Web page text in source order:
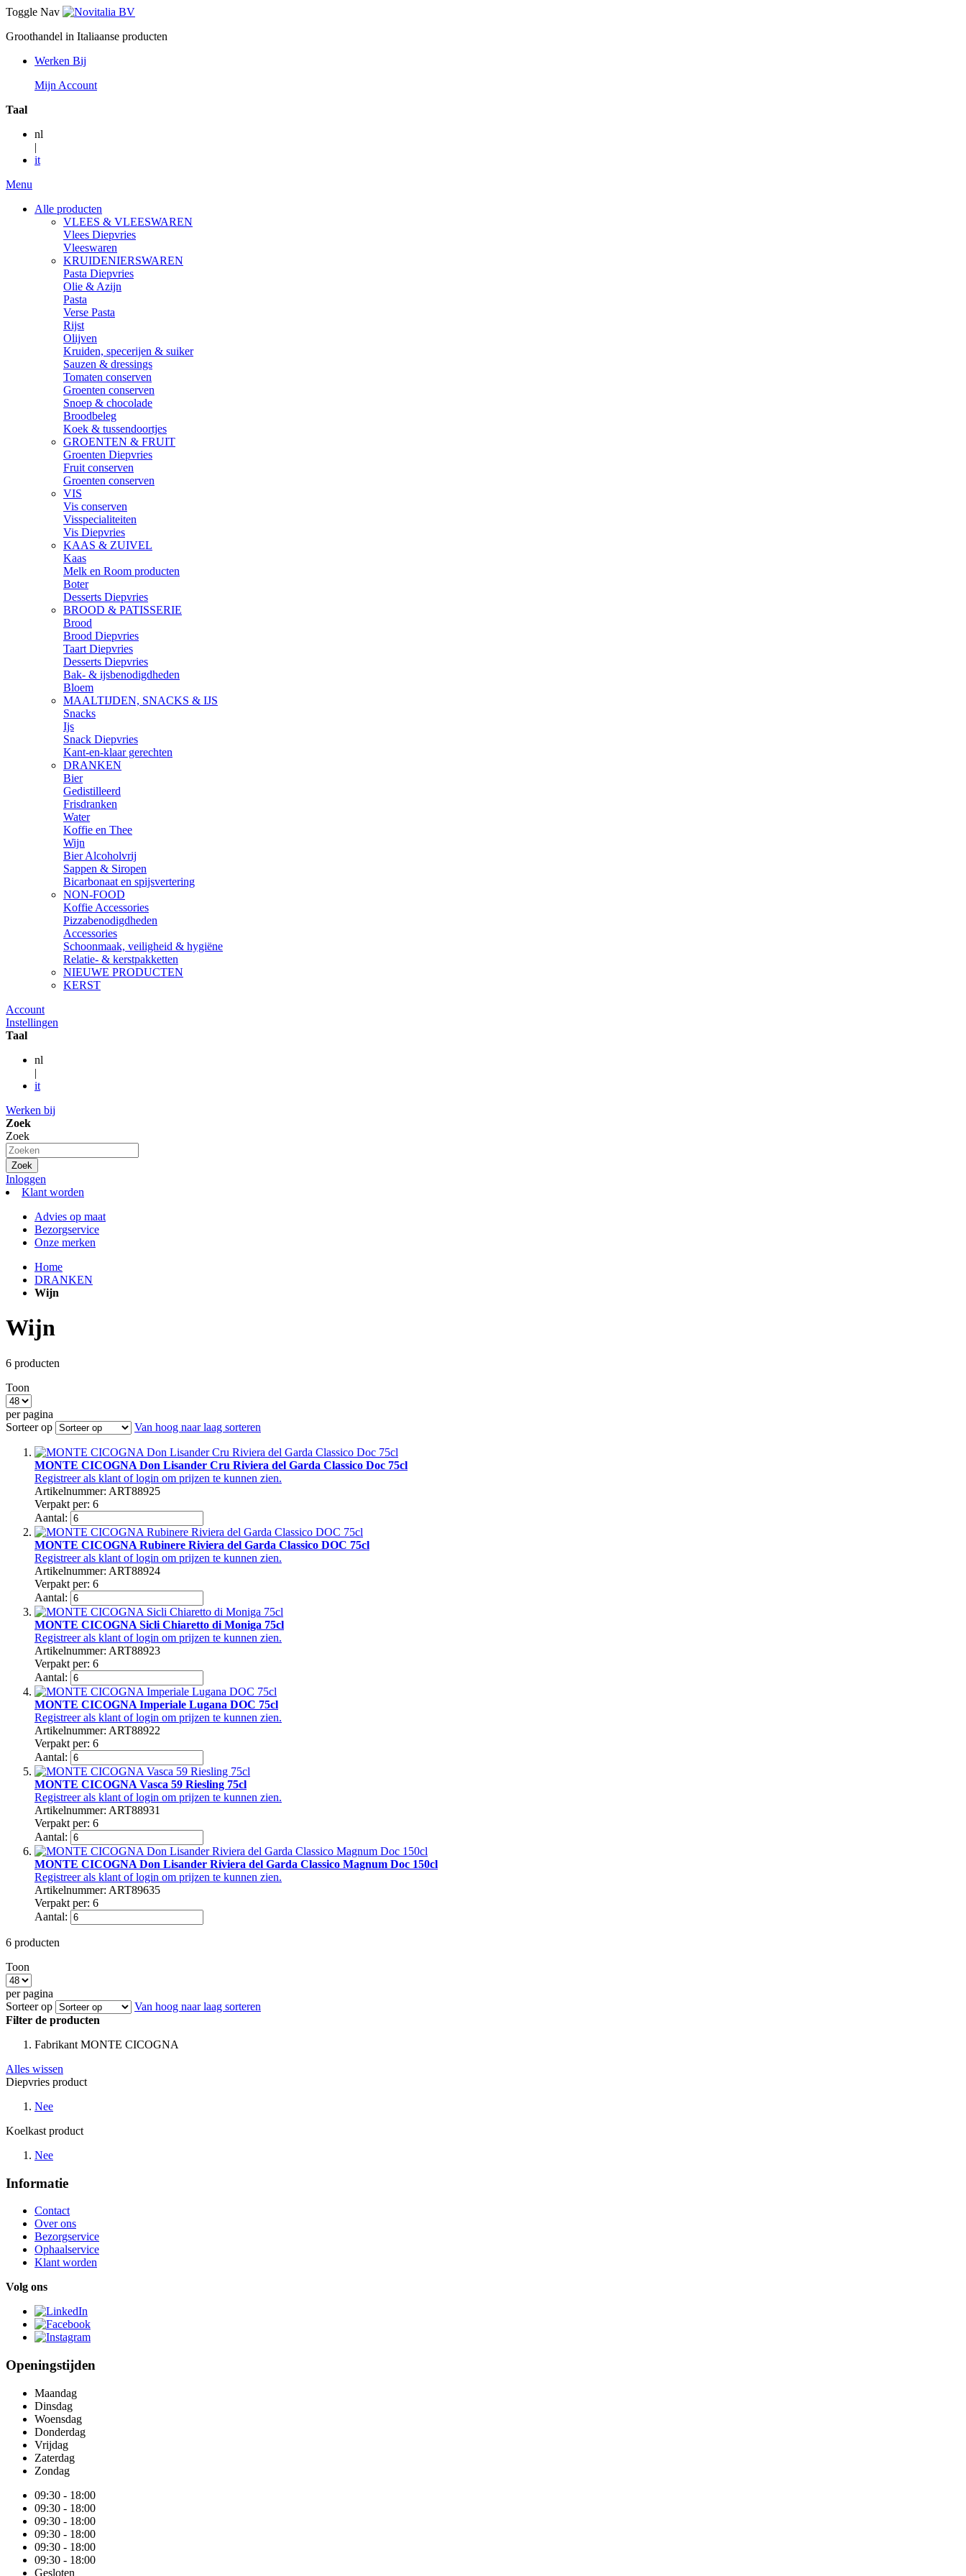
Toggle Nav
Groothandel in Italiaanse producten
Werken Bij
Mijn Account
Taal
nl
|
it
Menu
Alle producten
VLEES & VLEESWAREN
Vlees Diepvries
Vleeswaren
KRUIDENIERSWAREN
Pasta Diepvries
Olie & Azijn
Pasta
Verse Pasta
Rijst
Olijven
Kruiden, specerijen & suiker
Sauzen & dressings
Tomaten conserven
Groenten conserven
Snoep & chocolade
Broodbeleg
Koek & tussendoortjes
GROENTEN & FRUIT
Groenten Diepvries
Fruit conserven
Groenten conserven
VIS
Vis conserven
Visspecialiteiten
Vis Diepvries
KAAS & ZUIVEL
Kaas
Melk en Room producten
Boter
Desserts Diepvries
BROOD & PATISSERIE
Brood
Brood Diepvries
Taart Diepvries
Desserts Diepvries
Bak- & ijsbenodigdheden
Bloem
MAALTIJDEN, SNACKS & IJS
Snacks
Ijs
Snack Diepvries
Kant-en-klaar gerechten
DRANKEN
Bier
Gedistilleerd
Frisdranken
Water
Koffie en Thee
Wijn
Bier Alcoholvrij
Sappen & Siropen
Bicarbonaat en spijsvertering
NON-FOOD
Koffie Accessories
Pizzabenodigdheden
Accessories
Schoonmaak, veiligheid & hygiëne
Relatie- & kerstpakketten
NIEUWE PRODUCTEN
KERST
Account
Instellingen
Taal
nl
|
it
Werken bij
Zoek
Zoek
Zoek
Inloggen
Klant worden
Advies op maat
Bezorgservice
Onze merken
Home
DRANKEN
Wijn
Wijn
6 producten
Toon
per pagina
Sorteer op
Van hoog naar laag sorteren
MONTE CICOGNA Don Lisander Cru Riviera del Garda Classico Doc 75cl
Registreer als klant of login om prijzen te kunnen zien.
Artikelnummer: ART88925
Verpakt per: 6
Aantal:
MONTE CICOGNA Rubinere Riviera del Garda Classico DOC 75cl
Registreer als klant of login om prijzen te kunnen zien.
Artikelnummer: ART88924
Verpakt per: 6
Aantal:
MONTE CICOGNA Sicli Chiaretto di Moniga 75cl
Registreer als klant of login om prijzen te kunnen zien.
Artikelnummer: ART88923
Verpakt per: 6
Aantal:
MONTE CICOGNA Imperiale Lugana DOC 75cl
Registreer als klant of login om prijzen te kunnen zien.
Artikelnummer: ART88922
Verpakt per: 6
Aantal:
MONTE CICOGNA Vasca 59 Riesling 75cl
Registreer als klant of login om prijzen te kunnen zien.
Artikelnummer: ART88931
Verpakt per: 6
Aantal:
MONTE CICOGNA Don Lisander Riviera del Garda Classico Magnum Doc 150cl
Registreer als klant of login om prijzen te kunnen zien.
Artikelnummer: ART89635
Verpakt per: 6
Aantal:
6 producten
Toon
per pagina
Sorteer op
Van hoog naar laag sorteren
Filter de producten
Fabrikant MONTE CICOGNA
Alles wissen
Diepvries product
Nee
Koelkast product
Nee
Informatie
Contact
Over ons
Bezorgservice
Ophaalservice
Klant worden
Volg ons
Openingstijden
Maandag
Dinsdag
Woensdag
Donderdag
Vrijdag
Zaterdag
Zondag
09:30 - 18:00
09:30 - 18:00
09:30 - 18:00
09:30 - 18:00
09:30 - 18:00
09:30 - 18:00
Gesloten